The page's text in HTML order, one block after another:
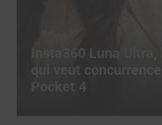
Comment utiliser
pour exploser
TikTok ?